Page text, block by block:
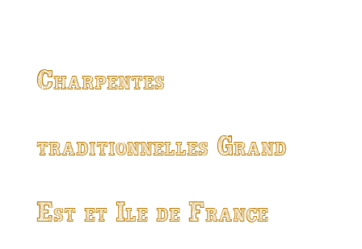
Charpentes
traditionnelles Grand
Est et Ile de France